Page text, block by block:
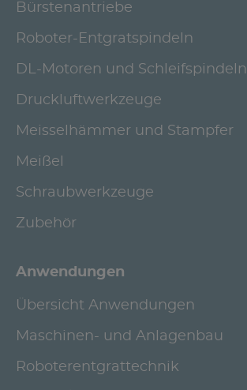
Bürstenantriebe
Roboter-Entgratspindeln
DL-Motoren und Schleifspindeln
Druckluftwerkzeuge
Meisselhämmer und Stampfer
Meißel
Schraubwerkzeuge
Zubehör
Anwendungen
Übersicht Anwendungen
Maschinen- und Anlagenbau
Roboterentgrattechnik